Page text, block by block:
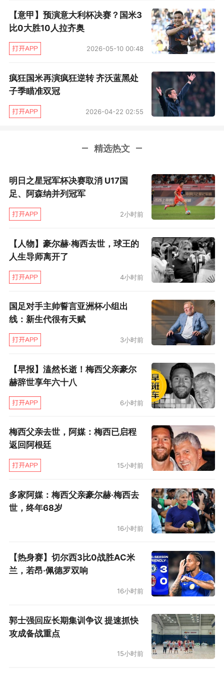
空门，又顶偏了，米兰防守漏洞太大了，关键是
人数劣势。蒙特拉用帕萨利奇换下阿巴特，这阵
型是要打333了，中场不能失控，而右边路交给
阿莱格里这边也做出调整，桑德罗换下迪巴
拉，一方面是保护阿根廷射手，另一方面是加强
错，保留着扳平的一丝希望。最后时刻蒙特拉换
下巴卡，刚刚加盟的德乌洛费乌完成首秀直接打
中锋。
第83分钟皮亚尼奇门前射门，被唐纳鲁马飞
身扑出，杀死比赛的机会再次被尤文浪费掉。不
得不说最后时刻尤文图斯有点狼狈，被少打一人
的AC米兰压住半场。但比赛的结果没有改变，2
比1尤文涉险过关，半决赛对那不勒斯。
而AC米兰再次虽败犹荣，问题就是开场
就“让2球”的“好习惯”何时才能改改呢？现在意大
利杯也没了，只能专心联赛了，可单场毕其功于
一役的较量都没拿下，漫漫联赛何其难……
至于洛卡特利的红牌以及唐纳鲁马面对皮亚
尼奇任意球的不作为，网络上出现一些骂声，但
年轻人已经很棒了，成长终归要付出一些代价，
这支球队的战斗力还是值得肯定的，蒙特拉的调
兵遣将也有独到之处，10打11还能不太落下风。
如果资金到位，这批年轻人成长起来，可堪大
任。
：内托/巴尔扎利、博
努奇、鲁加尼、阿萨莫阿/赫迪拉、皮亚尼奇/夸
德拉多、迪巴拉（67’桑德罗）、伊瓜因、曼朱基
AC米兰阵容（433）：唐纳鲁马/阿巴特
（64’帕萨利奇）、萨帕塔、罗马尼奥利、安东内
利/库茨卡、洛卡特利、贝尔托拉奇（91’本田圭
【意甲】预演意大利杯决赛？国米3
比0大胜10人拉齐奥
2026-05-10 00:48
疯狂国米再演疯狂逆转 齐沃蓝黑处
子季瞄准双冠
2026-04-22 02:55
精选热文
明日之星冠军杯决赛取消 U17国
足、阿森纳并列冠军
2小时前
【人物】豪尔赫·梅西去世，球王的
人生导师离开了
4小时前
国足对手主帅誓言亚洲杯小组出
线：新生代很有天赋
3小时前
【早报】溘然长逝！梅西父亲豪尔
赫辞世享年六十八
6小时前
梅西父亲去世，阿媒：梅西已启程
返回阿根廷
15小时前
多家阿媒：梅西父亲豪尔赫·梅西去
世，终年68岁
16小时前
【热身赛】切尔西3比0战胜AC米
兰，若昂·佩德罗双响
16小时前
郭士强回应长期集训争议 提速抓快
攻成备战重点
15小时前